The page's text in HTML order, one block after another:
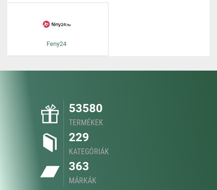
Feny24
53580
TERMÉKEK
229
KATEGÓRIÁK
363
MÁRKÁK